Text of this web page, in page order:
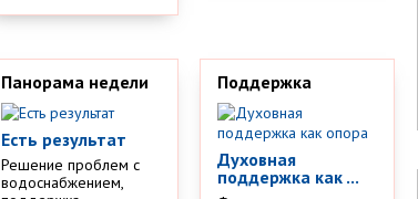
Панорама недели
Есть результат
Решение проблем с
водоснабжением,
Поддержка
Духовная
поддержка как ...